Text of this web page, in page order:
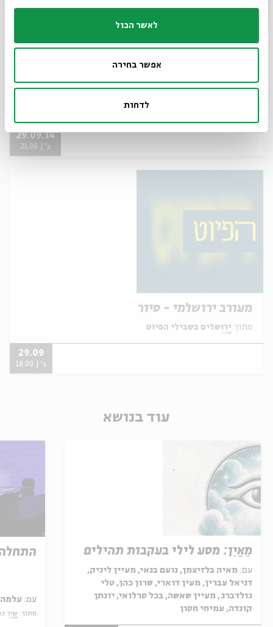
לאשר הכול
אפשר בחירה
לדחות
שוב נתחיל מחדש 29.9
ירושלים בשבילי הפיוט
29.09.14
ב' | 21:00
מעורב ירושלמי - סיור
מתוך: ירושלים בשבילי הפיוט
29.09
ב' | 18:00
עוד בנושא
מֵאַיִן: מסע לילי בעקבות תהילים
עם: מאיה בלזיצמן, נועם בנאי, מעיין ליניק,
דניאל עברין, מעין דוארי, שרון כהן, טלי
גולדברג, מעיין שאשה, בכל סרלואי, יונתן
קונדה, עמיחי חסון
עם: עלמה
מתוך: שיר